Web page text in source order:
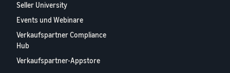
Seller University
Events und Webinare
Verkaufspartner Compliance
Hub
Verkaufspartner-Appstore